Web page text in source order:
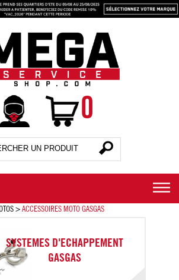
0
>ACCESSOIRES MOTO GASGAS
SYSTEMES D'ECHAPPEMENT
GASGAS